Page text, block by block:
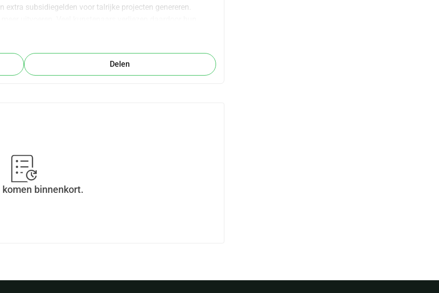
subsidiegelden voor talrijke projecten genereren.
geen kinderen meer die daar enorm van hebben
alle betrokkenen voort te kunnen zetten.
Delen
komen binnenkort.